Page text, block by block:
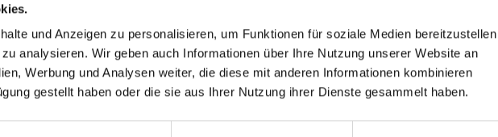
und Anzeigen zu personalisieren, um Funktionen für soziale Medien bereitzustellen
analysieren. Wir geben auch Informationen über Ihre Nutzung unserer Website an
Werbung und Analysen weiter, die diese mit anderen Informationen kombinieren
gestellt haben oder die sie aus Ihrer Nutzung ihrer Dienste gesammelt haben.
Kaufvertragskosten
Grunderwerbsteuer